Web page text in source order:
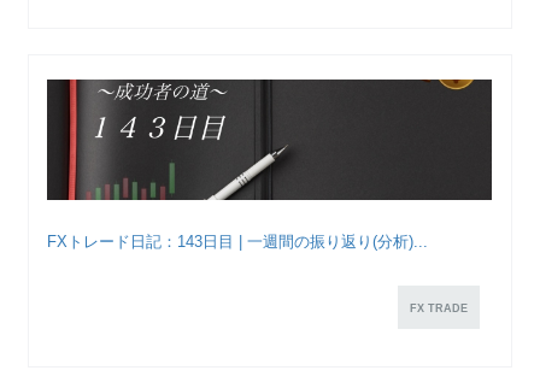
FXトレード日記：143日目 | 一週間の振り返り(分析)...
FX TRADE